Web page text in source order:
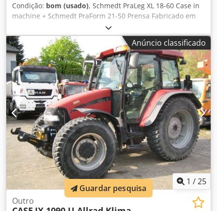
Condição: bom (usado), Schmedt PraLeg XL 18-60 Case in
machine + Schmedt PraForm 21-50 Prensa Fabricado em
2022. Schmedt PraLeg XL 18-60 Dispositivo para inserir
blocos em capas duras Máquina em bom estado, pronta
para operação. A máquina insere o bloco do livro na capa
dura previamente preparada. Possui dois sistemas de
aplicação de cola, com ajuste fino da espessura da cola.
Formatos: Altura do bloco: 80 – 450 mm Largura do bloco:
110 – 450 mm Espessura do bloco: 2 – 80 mm Produção:
aprox. 200 – 300 peças/h Alimentação: 230V Peso: 300 kg
Fabricado na Alemanha. Schmedt PraForm 21-50 Prensa de
livros Prensa de livros com fresadora de canais. Fabricada
pela Schmedt, Alemanha. Máquina em muito bom estado,
pronta para produção. Especificações técnicas: Dkodpfx
Acjzdazbewjr Formato máximo: 420 x 520 x 100 mm Peso:
220 kg Alimentação: 230 V + ar comprimido. O preço é para
o conjunto das duas máquinas.
Anúncio classificado
1 /25
Outro
Guardar pesquisa